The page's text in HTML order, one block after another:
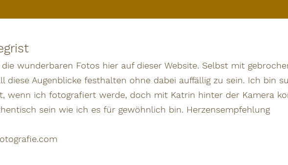
wunderbaren Fotos hier auf dieser Website. Selbst mit
diese Augenblicke festhalten ohne dabei auffällig zu sein. Ich bin
wenn ich fotografiert werde, doch mit Katrin hinter der Kamera
sein wie ich es für gewöhnlich bin. Herzensempfehlung